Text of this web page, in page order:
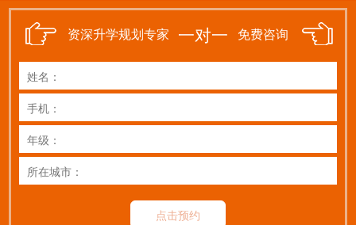
资深升学规划专家 一对一 免费咨询
点击预约